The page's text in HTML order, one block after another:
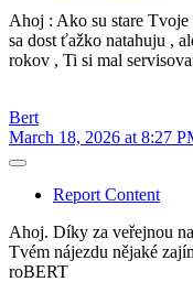
Ahoj : Ako su stare
sa dost ťažko natahuju ,
rokov , Ti si mal
Bert
March 18, 2026 at 8:27
Report Content
Ahoj. Díky za veřejnou
Tvém nájezdu nějaké
roBERT